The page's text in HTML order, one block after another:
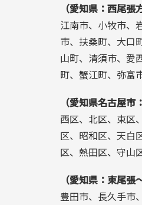
（愛知県：西尾張
江南市、小牧市、
市、扶桑町、大口
山町、清須市、愛
町、蟹江町、弥富
（愛知県名古屋市
西区、北区、東区
区、昭和区、天白
区、熱田区、守山
（愛知県：東尾張
豊田市、長久手市